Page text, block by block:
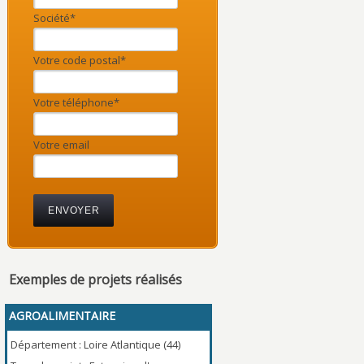
Société*
Votre code postal*
Votre téléphone*
Votre email
Exemples de projets réalisés
AGROALIMENTAIRE
Département : Loire Atlantique (44)